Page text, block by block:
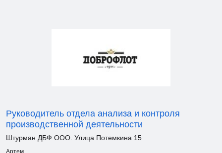
Руководитель отдела анализа и контроля
производственной деятельности
Штурман ДБФ ООО. Улица Потемкина 15
Артем